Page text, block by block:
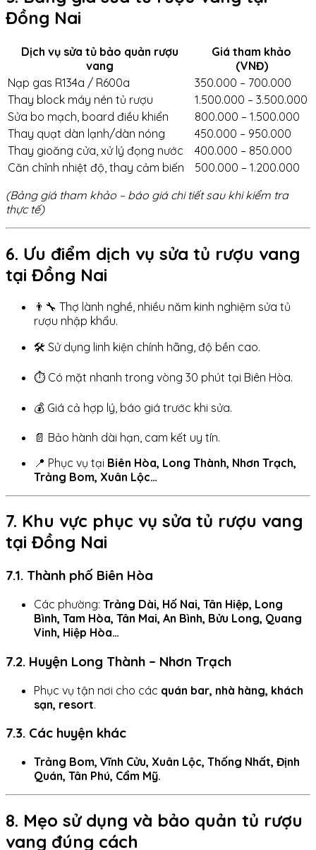
Đồng Nai
Dịch vụ sửa tủ bảo quản rượu
vang
Giá tham khảo
(VNĐ)
Nạp gas R134a / R600a
350.000 – 700.000
Thay block máy nén tủ rượu
1.500.000 – 3.500.000
Sửa bo mạch, board điều khiển
800.000 – 1.500.000
Thay quạt dàn lạnh/dàn nóng
450.000 – 950.000
Thay gioăng cửa, xử lý đọng nước
400.000 – 850.000
Căn chỉnh nhiệt độ, thay cảm biến
500.000 – 1.200.000
(Bảng giá tham khảo – báo giá chi tiết sau khi kiểm tra
thực tế)
6. Ưu điểm dịch vụ sửa tủ rượu vang
tại Đồng Nai
👨‍🔧 Thợ lành nghề, nhiều năm kinh nghiệm sửa tủ
rượu nhập khẩu.
🛠️ Sử dụng linh kiện chính hãng, độ bền cao.
⏱️ Có mặt nhanh trong vòng 30 phút tại Biên Hòa.
💰 Giá cả hợp lý, báo giá trước khi sửa.
📄 Bảo hành dài hạn, cam kết uy tín.
📍 Phục vụ tại Biên Hòa, Long Thành, Nhơn Trạch,
Trảng Bom, Xuân Lộc…
7. Khu vực phục vụ sửa tủ rượu vang
tại Đồng Nai
7.1. Thành phố Biên Hòa
Các phường: Trảng Dài, Hố Nai, Tân Hiệp, Long
Bình, Tam Hòa, Tân Mai, An Bình, Bửu Long, Quang
Vinh, Hiệp Hòa…
7.2. Huyện Long Thành – Nhơn Trạch
Phục vụ tận nơi cho các quán bar, nhà hàng, khách
sạn, resort.
7.3. Các huyện khác
Trảng Bom, Vĩnh Cửu, Xuân Lộc, Thống Nhất, Định
Quán, Tân Phú, Cẩm Mỹ.
8. Mẹo sử dụng và bảo quản tủ rượu
vang đúng cách